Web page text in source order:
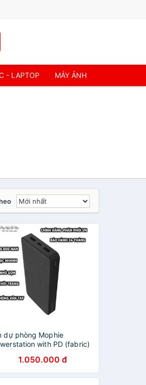
- LAPTOP MÁY ẢNH
dự phòng Mophie
with PD (fabric)
PHỐI VN, BẢO HÀNH
THÁNG]
1.050.000 đ